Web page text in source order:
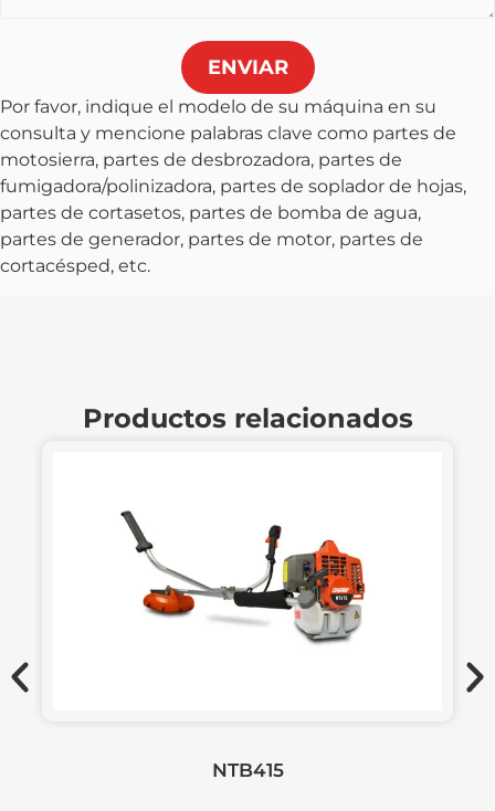
ENVIAR
Por favor, indique el modelo de su máquina en su
consulta y mencione palabras clave como partes de
motosierra, partes de desbrozadora, partes de
fumigadora/polinizadora, partes de soplador de hojas,
partes de cortasetos, partes de bomba de agua,
partes de generador, partes de motor, partes de
cortacésped, etc.
Productos relacionados
NTB415